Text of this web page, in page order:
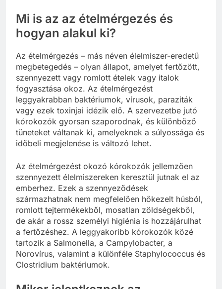
Mi is az az ételmérgezés és
hogyan alakul ki?
Az ételmérgezés – más néven élelmiszer-eredetű
megbetegedés – olyan állapot, amelyet fertőzött,
szennyezett vagy romlott ételek vagy italok
fogyasztása okoz. Az ételmérgezést
leggyakrabban baktériumok, vírusok, paraziták
vagy ezek toxinjai idézik elő. A szervezetbe jutó
kórokozók gyorsan szaporodnak, és különböző
tüneteket váltanak ki, amelyeknek a súlyossága és
időbeli megjelenése is változó lehet.
Az ételmérgezést okozó kórokozók jellemzően
szennyezett élelmiszereken keresztül jutnak el az
emberhez. Ezek a szennyeződések
származhatnak nem megfelelően hőkezelt húsból,
romlott tejtermékekből, mosatlan zöldségekből,
de akár a rossz személyi higiénia is hozzájárulhat
a fertőzéshez. A leggyakoribb kórokozók közé
tartozik a Salmonella, a Campylobacter, a
Norovírus, valamint a különféle Staphylococcus és
Clostridium baktériumok.